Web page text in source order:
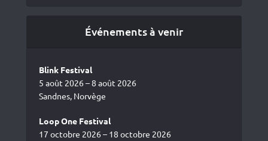
Événements à venir
Blink Festival
5 août 2026 – 8 août 2026
Sandnes, Norvège
Loop One Festival
17 octobre 2026 – 18 octobre 2026